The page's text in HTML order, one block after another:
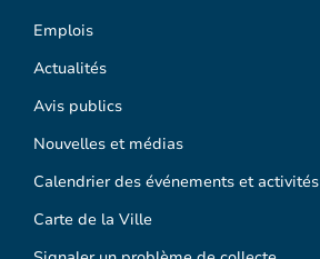
Emplois
Actualités
Avis publics
Nouvelles et médias
Calendrier des événements et activités
Carte de la Ville